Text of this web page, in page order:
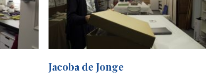
Jacoba de Jonge